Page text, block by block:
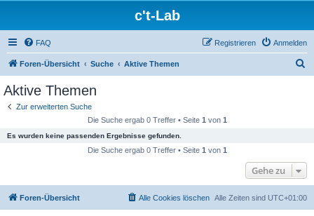
c't-Lab
FAQ Anmelden
Registrieren
Foren-Übersicht Suche Aktive Themen
Aktive Themen
Zur erweiterten Suche
Die Suche ergab 0 Treffer • Seite 1 von 1
Es wurden keine passenden Ergebnisse gefunden.
Die Suche ergab 0 Treffer • Seite 1 von 1
Gehe zu
Foren-Übersicht Alle Zeiten sind UTC+01:00
Alle Cookies löschen